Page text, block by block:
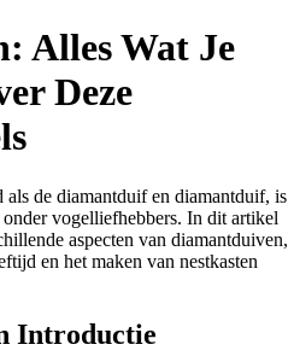
Alles Wat Je
Deze
de diamantduif en diamantduif, is
vogelliefhebbers. In dit artikel
aspecten van diamantduiven,
en het maken van nestkasten
Introductie